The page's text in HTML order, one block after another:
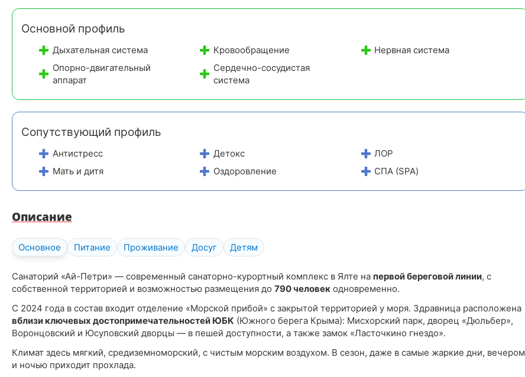
Основной профиль
Дыхательная система Кровообращение
Нервная система
Опорно-двигательный
аппарат
Сердечно-сосудистая
система
Сопутствующий профиль
Антистресс Детокс
ЛОР
Мать и дитя
Оздоровление СПА (SPA)
Описание
Основное Питание Проживание Досуг Детям
Санаторий «Ай-Петри» — современный санаторно-курортный комплекс в Ялте на первой береговой линии, с
собственной территорией и возможностью размещения до 790 человек одновременно.
С 2024 года в состав входит отделение «Морской прибой» с закрытой территорией у моря. Здравница расположена
вблизи ключевых достопримечательностей ЮБК (Южного берега Крыма): Мисхорский парк, дворец «Дюльбер»,
Воронцовский и Юсуповский дворцы — в пешей доступности, а также замок «Ласточкино гнездо».
Климат здесь мягкий, средиземноморский, с чистым морским воздухом. В сезон, даже в самые жаркие дни, вечером
и ночью приходит прохлада.